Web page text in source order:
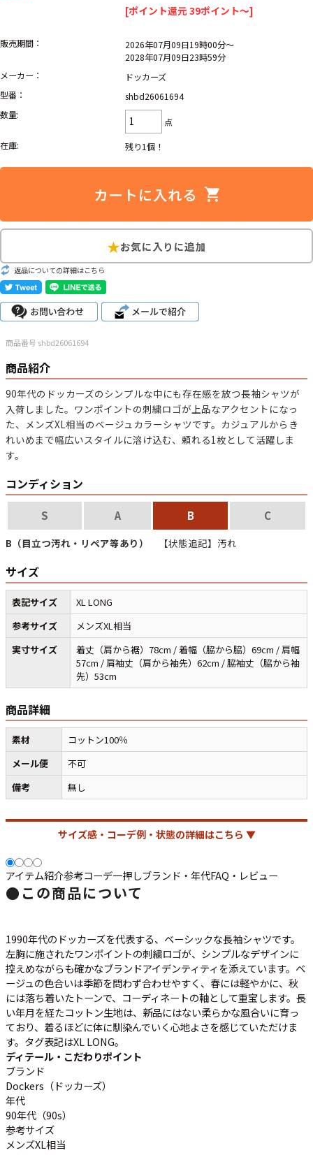
スウェット
半袖シャツ
レディース
Search by Particularこだわりから探す
Search by Sizeサイズから探す（メンズ）
ジャケット XS S M
長袖シャツ XS S M L XL
半袖シャツ XS S M L XL
Tシャツ XS S M L XL
パンツ
W35,W36 W37以上
Search by Maniac
バンド
Tシャツ
USA製
ボロ ミリタリー
すべてのマニアックを見る
Search by Period
90年代 80年代 70年代
60年代 50年代 40年代
すべての年代を見る
週刊ラッシュアウト新聞
古着コラム
メディア・イベント情報
Youtube 古着屋Rush Out チャンネル
[ポイント還元 39ポイント～]
販売期間：
2026年07月09日19時00分～
2028年07月09日23時59分
メーカー：
ドッカーズ
型番：
shbd26061694
数量:
点
在庫:
残り1個！
返品についての詳細はこちら
商品番号 shbd26061694
商品紹介
90年代のドッカーズのシンプルな中にも存在感を放つ長袖シャツが
入荷しました。ワンポイントの刺繍ロゴが上品なアクセントになっ
た、メンズXL相当のベージュカラーシャツです。カジュアルからき
れいめまで幅広いスタイルに溶け込む、頼れる1枚として活躍しま
す。
コンディション
S A B C
B（目立つ汚れ・リペア等あり） 【状態追記】汚れ
サイズ
表記サイズ
XL LONG
参考サイズ
メンズXL相当
実寸サイズ
着丈（肩から裾）78cm / 着幅（脇から脇）69cm / 肩幅
57cm / 肩袖丈（肩から袖先）62cm / 脇袖丈（脇から袖
先）53cm
商品詳細
素材
コットン100％
メール便
不可
備考
無し
サイズ感・コーデ例・状態の詳細はこちら ▼
アイテム紹介参考コーデ一押しブランド・年代FAQ・レビュー
● この商品について
1990年代のドッカーズを代表する、ベーシックな長袖シャツです。
左胸に施されたワンポイントの刺繍ロゴが、シンプルなデザインに
控えめながらも確かなブランドアイデンティティを添えています。ベ
ージュの色合いは季節を問わず合わせやすく、春には軽やかに、秋
には落ち着いたトーンで、コーディネートの軸として重宝します。長
い年月を経たコットン生地は、新品にはない柔らかな風合いに育っ
ており、着るほどに体に馴染んでいく心地よさを感じていただけま
す。タグ表記はXL LONG。
ディテール・こだわりポイント
ブランド
Dockers（ドッカーズ）
年代
90年代（90s）
参考サイズ
メンズXL相当